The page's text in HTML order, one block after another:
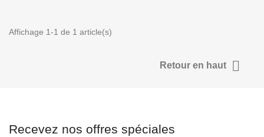
Affichage 1-1 de 1 article(s)
Retour en haut 
Recevez nos offres spéciales